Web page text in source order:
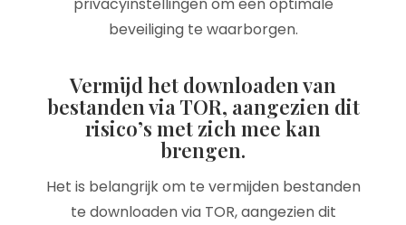
beveiliging te waarborgen.
Vermijd het downloaden van
bestanden via TOR, aangezien dit
risico’s met zich mee kan
brengen.
Het is belangrijk om te vermijden bestanden
te downloaden via TOR, aangezien dit